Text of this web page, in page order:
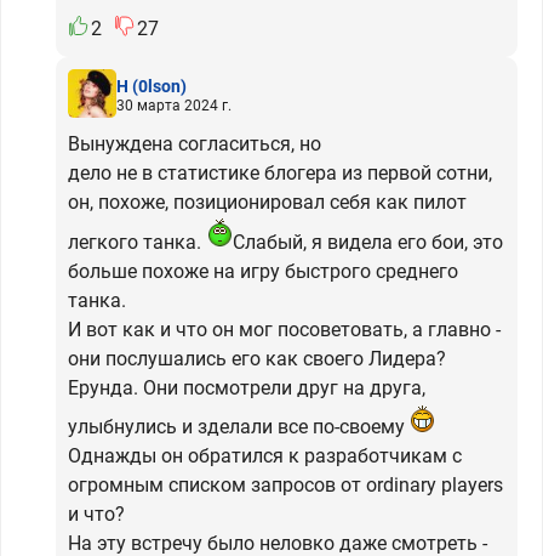
2
27
H (0lson)
30 марта 2024 г.
Вынуждена согласиться, но
дело не в статистике блогера из первой сотни,
он, похоже, позиционировал себя как пилот
легкого танка.
Слабый, я видела его бои, это
больше похоже на игру быстрого среднего
танка.
И вот как и что он мог посоветовать, а главно -
они послушались его как своего Лидера?
Ерунда. Они посмотрели друг на друга,
улыбнулись и зделали все по-своему
Однажды он обратился к разработчикам с
огромным списком запросов от ordinary players
и что?
На эту встречу было неловко даже смотреть -